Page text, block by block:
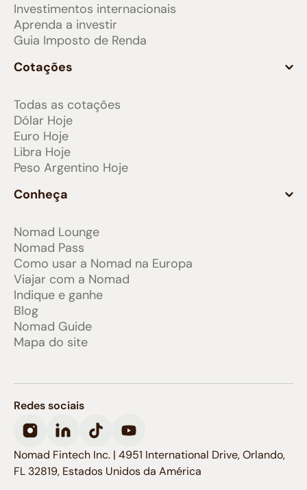
Investimentos internacionais
Aprenda a investir
Guia Imposto de Renda
Cotações
Todas as cotações
Dólar Hoje
Euro Hoje
Libra Hoje
Peso Argentino Hoje
Conheça
Nomad Lounge
Nomad Pass
Como usar a Nomad na Europa
Viajar com a Nomad
Indique e ganhe
Blog
Nomad Guide
Mapa do site
Redes sociais
Nomad Fintech Inc. | 4951 International Drive, Orlando,
FL 32819, Estados Unidos da América